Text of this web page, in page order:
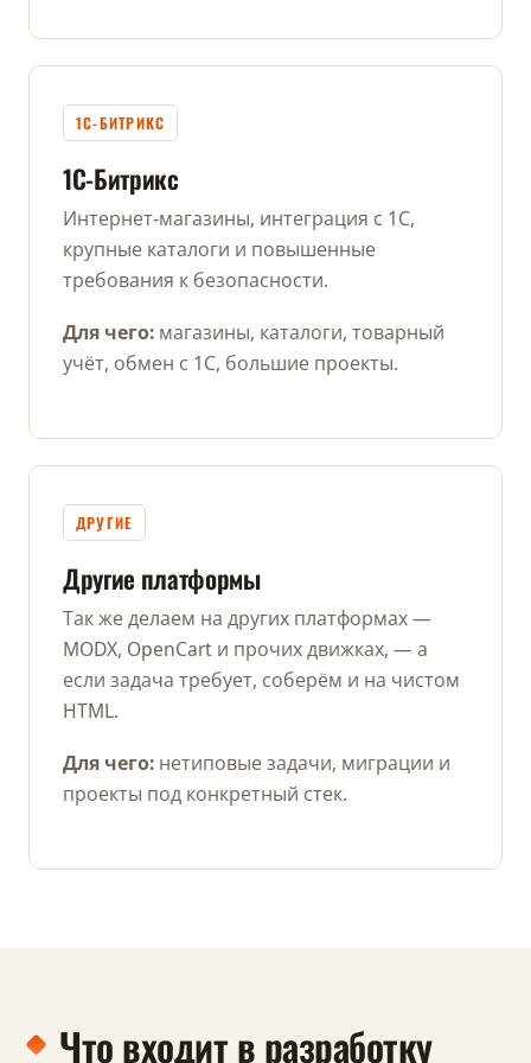
1С-БИТРИКС
1С-Битрикс
Интернет-магазины, интеграция с 1С,
крупные каталоги и повышенные
требования к безопасности.
Для чего: магазины, каталоги, товарный
учёт, обмен с 1С, большие проекты.
ДРУГИЕ
Другие платформы
Так же делаем на других платформах —
MODX, OpenCart и прочих движках, — а
если задача требует, соберём и на чистом
HTML.
Для чего: нетиповые задачи, миграции и
проекты под конкретный стек.
Что входит в разработку